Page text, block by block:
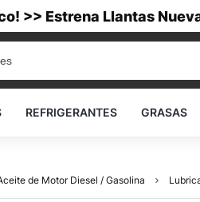
>> Estrena Llantas
REFRIGERANTES GRASAS
de Motor Diesel / Gasolina